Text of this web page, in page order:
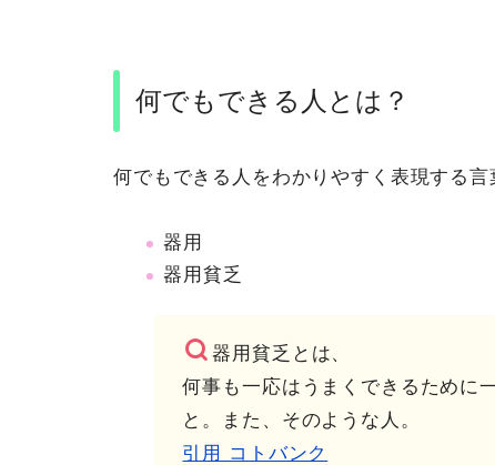
何でもできる人とは？
何でもできる人をわかりやすく表現する言
器用
器用貧乏
器用貧乏とは、
何事も一応はうまくできるために
と。また、そのような人。
引用 コトバンク